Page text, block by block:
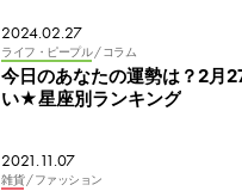
2024.02.27
ライフ・ピープル / コラム
今日のあなたの運勢は？2月
い★星座別ランキング
2021.11.07
雑貨 / ファッション